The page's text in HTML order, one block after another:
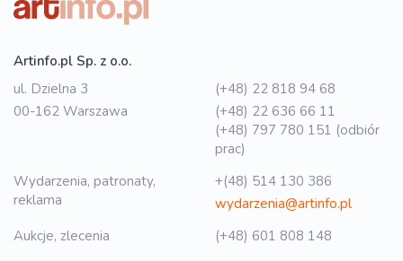
Artinfo.pl Sp. z o.o.
ul. Dzielna 3
00-162 Warszawa
(+48) 22 818 94 68
(+48) 22 636 66 11
(+48) 797 780 151 (odbiór
prac)
Wydarzenia, patronaty,
reklama
+(48) 514 130 386
wydarzenia@artinfo.pl
Aukcje, zlecenia
(+48) 601 808 148